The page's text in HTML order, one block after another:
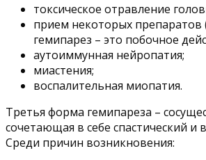
токсическое отравление
прием некоторых препаратов
гемипарез – это побочное
аутоиммунная нейропатия;
миастения;
воспалительная миопатия.
Третья форма гемипареза –
сочетающая в себе спастический и
Среди причин возникновения: